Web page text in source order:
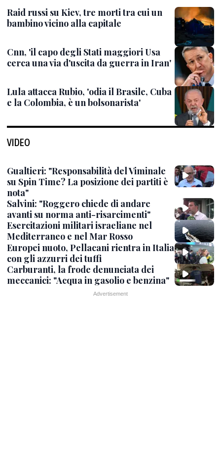
Raid russi su Kiev, tre morti tra cui un
bambino vicino alla capitale
Cnn, 'il capo degli Stati maggiori Usa
cerca una via d'uscita da guerra in Iran'
Lula attacca Rubio, 'odia il Brasile, Cuba
e la Colombia, è un bolsonarista'
VIDEO
Gualtieri: "Responsabilità del Viminale
su Spin Time? La posizione dei partiti è
nota"
Salvini: "Roggero chiede di andare
avanti su norma anti-risarcimenti"
Esercitazioni militari israeliane nel
Mediterraneo e nel Mar Rosso
Europei nuoto, Pellacani rientra in Italia
con gli azzurri dei tuffi
Carburanti, la frode denunciata dei
meccanici: "Acqua in gasolio e benzina"